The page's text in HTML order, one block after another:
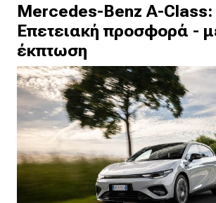
Mercedes-Benz A-Class:
Επετειακή προσφορά -
έκπτωση